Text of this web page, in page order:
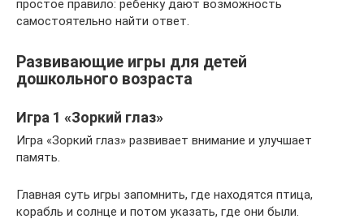
простое правило: ребенку дают возможность
самостоятельно найти ответ.
Развивающие игры для детей
дошкольного возраста
Игра 1 «Зоркий глаз»
Игра «Зоркий глаз» развивает внимание и улучшает
память.
Главная суть игры запомнить, где находятся птица,
корабль и солнце и потом указать, где они были.